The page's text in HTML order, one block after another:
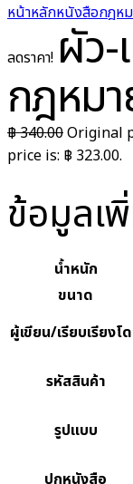
หน้าหลักหนังสือกฎห
ลดราคา! ผัว-
กฎหม
฿340.00Original
price is: ฿ 323.00.
ข้อมูลเ
น้ำหนัก
ขนาด
ผู้เขียน/เรียบเรียงโ
รหัสสินค้า
รูปแบบ
ปกหนังสือ